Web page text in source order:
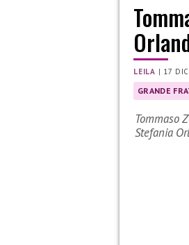
LEILA | 17
GRANDE
Tommaso
Stefania